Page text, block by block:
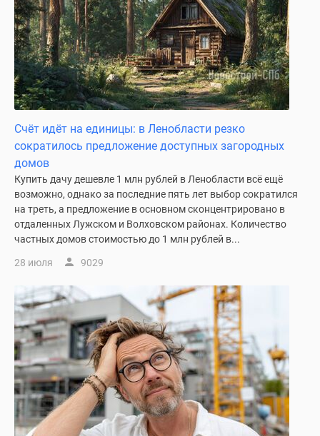
Счёт идёт на единицы: в Ленобласти резко
сократилось предложение доступных загородных
домов
Купить дачу дешевле 1 млн рублей в Ленобласти всё ещё
возможно, однако за последние пять лет выбор сократился
на треть, а предложение в основном сконцентрировано в
отдаленных Лужском и Волховском районах. Количество
частных домов стоимостью до 1 млн рублей в...
28 июля 9029